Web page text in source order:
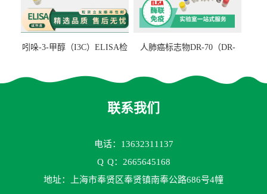
吲哚-3-甲醇（I3C）ELISA检
人肺癌标志物DR-70（DR-
联系我们
电话：13632311137
Q Q：2665645168
地址：上海市奉贤区奉贤镇南奉公路686号4幢